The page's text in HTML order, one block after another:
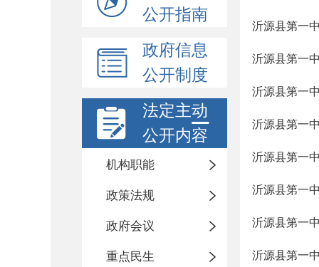
公开指南
政府信息
公开制度
法定主动
公开内容
机构职能
政策法规
政府会议
重点民生
沂源县第一
沂源县第一
沂源县第一
沂源县第一
沂源县第一
沂源县第一
沂源县第一
沂源县第一